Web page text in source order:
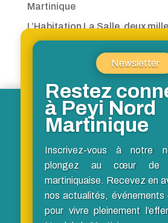
Martinique
L’Habitation La Salle, deux
Le Nord, ligne de fuite vers la
Newsletter
Restez
à Peyi Nord
Martinique
Inscrivez-vous à notre
plongez au cœur de
martiniquaise. Recevez en
nos actualités, événements
pour vivre pleinement